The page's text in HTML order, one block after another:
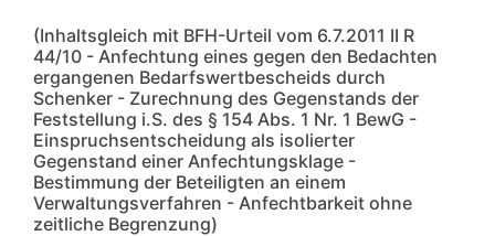
(Inhaltsgleich mit BFH-Urteil vom 6.7.2011 II R
44/10 - Anfechtung eines gegen den Bedachten
ergangenen Bedarfswertbescheids durch
Schenker - Zurechnung des Gegenstands der
Feststellung i.S. des § 154 Abs. 1 Nr. 1 BewG -
Einspruchsentscheidung als isolierter
Gegenstand einer Anfechtungsklage -
Bestimmung der Beteiligten an einem
Verwaltungsverfahren - Anfechtbarkeit ohne
zeitliche Begrenzung)